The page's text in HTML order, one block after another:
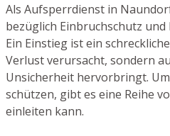
Als Aufsperrdienst in
bezüglich Einbruchschutz
Ein Einstieg ist ein
Verlust verursacht, sondern
Unsicherheit hervorbringt.
schützen, gibt es eine Reihe
einleiten kann.